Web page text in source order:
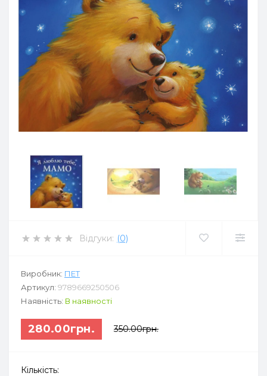
Відгуки: (0)
Виробник: ПЕТ
Артикул: 9789669250506
Наявність: В наявності
280.00грн. 350.00грн.
Кількість: